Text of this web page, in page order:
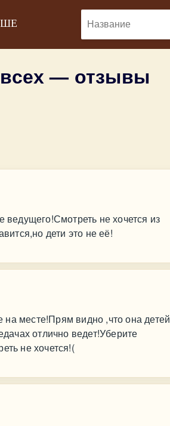
— отзывы
не хочется из
дети это не её!
на месте!Прям видно ,что она детей
отлично ведет!Уберите
не хочется!(